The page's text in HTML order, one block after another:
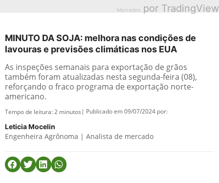
Mercados por TradingView
MINUTO DA SOJA: melhora nas condições de
lavouras e previsões climáticas nos EUA
As inspeções semanais para exportação de grãos
também foram atualizadas nesta segunda-feira (08),
reforçando o fraco programa de exportação norte-
americano.
Tempo de leitura:2 minutos | Publicado em 09/07/2024 por:
Leticia Mocelin
Engenheira Agrônoma | Analista de mercado